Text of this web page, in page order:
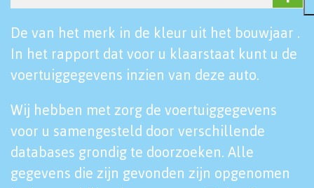
De van het merk in de kleur uit het bouwjaar .
In het rapport dat voor u klaarstaat kunt u de
voertuiggegevens inzien van deze auto.
Wij hebben met zorg de voertuiggegevens
voor u samengesteld door verschillende
databases grondig te doorzoeken. Alle
gegevens die zijn gevonden zijn opgenomen